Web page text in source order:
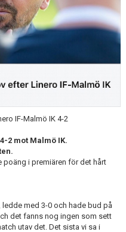
IF-Malmö IK 4-2
2 mot Malmö IK.
poäng i premiären för det hårt
med 3-0 och hade bud på
det fanns nog ingen som sett
utav det. Det sista vi sa i